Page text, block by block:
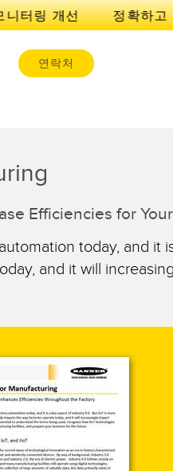
터링 개선
연락처
서
센서 레
더 센서
초
롯, 라벨, 영역 감지 센서
세서리
터
및 스마
Equipment
행 에지 감지
원
련 링크
Link
Efficiencies for
today, and it
and it will